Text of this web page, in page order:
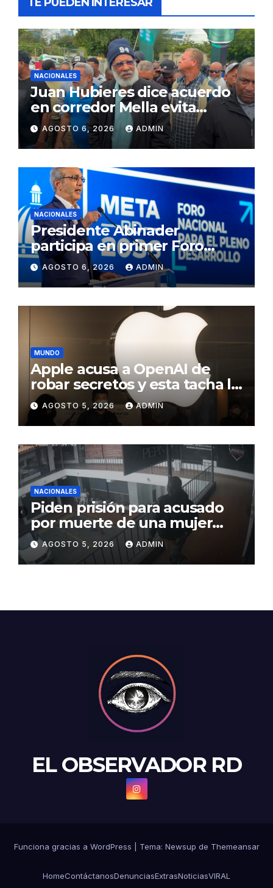
NACIONALES
Juan Hubieres dice acuerdo
en corredor Mella evita
conflictos innecesarios
AGOSTO 6, 2026 ADMIN
NACIONALES
Presidente Abinader
participa en primer Foro
Meta RD 2036 con miras a
impulsar el crecimiento
económico, fortalecer las
instituciones y elevar la
productividad
AGOSTO 6, 2026 ADMIN
MUNDO
Apple acusa a OpenAI de
robar secretos y esta tacha la
demanda de «agresiva y
personal»
AGOSTO 5, 2026 ADMIN
NACIONALES
Piden prisión para acusado
por muerte de una mujer
durante intento de robo en
plaza comercial en Piantini
AGOSTO 5, 2026 ADMIN
EL OBSERVADOR RD
Funciona gracias a WordPress Tema: Newsup de Themeansar
HomeContáctanosDenunciasExtrasNoticiasVIRAL